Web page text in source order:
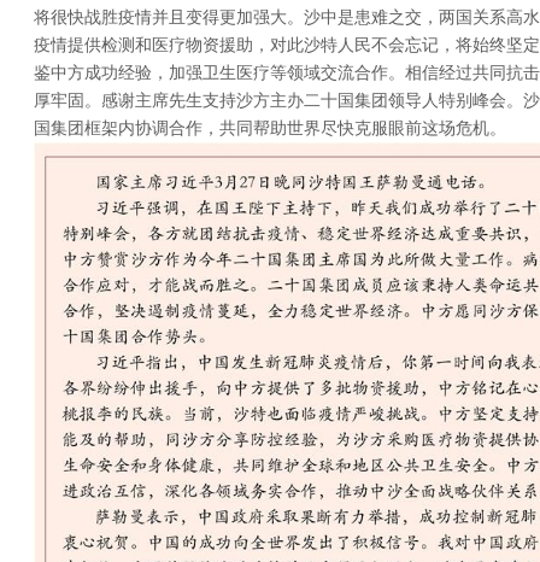
将很快战胜疫情并且变得更加强大。沙中是患难之交，两国关系高
疫情提供检测和医疗物资援助，对此沙特人民不会忘记，将始终坚
鉴中方成功经验，加强卫生医疗等领域交流合作。相信经过共同抗
厚牢固。感谢主席先生支持沙方主办二十国集团领导人特别峰会。
国集团框架内协调合作，共同帮助世界尽快克服眼前这场危机。